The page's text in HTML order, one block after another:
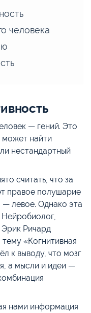
человека
— гений. Это
может найти
нестандартный
считать, что за
правое полушарие
— левое. Однако эта
Ричард
«Когнитивная
к выводу, что мозг
а мысли и идеи —
нами информация